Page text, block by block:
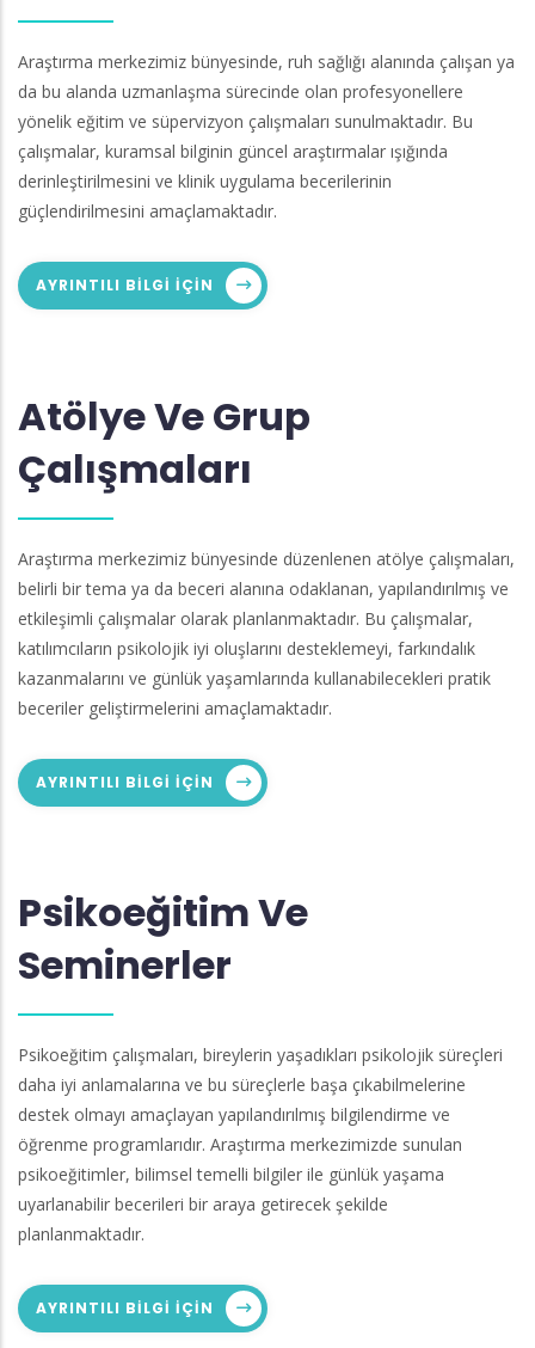
Araştırma merkezimiz bünyesinde, ruh sağlığı alanında çalışan ya
da bu alanda uzmanlaşma sürecinde olan profesyonellere
yönelik eğitim ve süpervizyon çalışmaları sunulmaktadır. Bu
çalışmalar, kuramsal bilginin güncel araştırmalar ışığında
derinleştirilmesini ve klinik uygulama becerilerinin
güçlendirilmesini amaçlamaktadır.
AYRINTILI BILGI IÇIN
Atölye Ve Grup
Çalışmaları
Araştırma merkezimiz bünyesinde düzenlenen atölye çalışmaları,
belirli bir tema ya da beceri alanına odaklanan, yapılandırılmış ve
etkileşimli çalışmalar olarak planlanmaktadır. Bu çalışmalar,
katılımcıların psikolojik iyi oluşlarını desteklemeyi, farkındalık
kazanmalarını ve günlük yaşamlarında kullanabilecekleri pratik
beceriler geliştirmelerini amaçlamaktadır.
AYRINTILI BILGI IÇIN
Psikoeğitim Ve
Seminerler
Psikoeğitim çalışmaları, bireylerin yaşadıkları psikolojik süreçleri
daha iyi anlamalarına ve bu süreçlerle başa çıkabilmelerine
destek olmayı amaçlayan yapılandırılmış bilgilendirme ve
öğrenme programlarıdır. Araştırma merkezimizde sunulan
psikoeğitimler, bilimsel temelli bilgiler ile günlük yaşama
uyarlanabilir becerileri bir araya getirecek şekilde
planlanmaktadır.
AYRINTILI BILGI IÇIN